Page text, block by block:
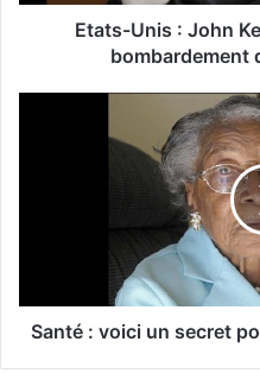
Etats-Unis : John
bombardement
Santé : voici un secret